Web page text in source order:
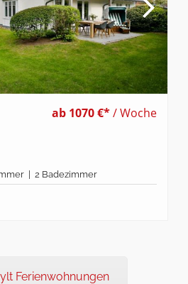
ab 1070 €*/ Woche
| 2 Badezimmer
Ferienwohnungen